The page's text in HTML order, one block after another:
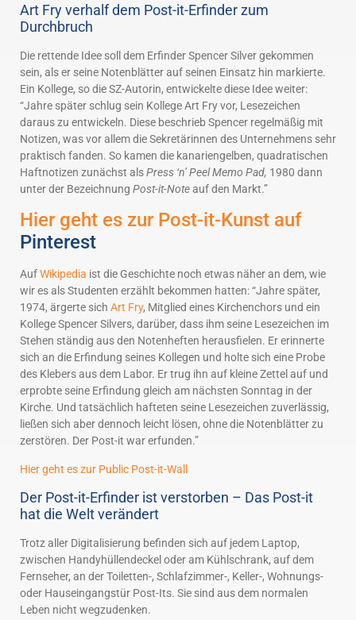
Art Fry verhalf dem Post-it-Erfinder zum
Durchbruch
Die rettende Idee soll dem Erfinder Spencer Silver gekommen
sein, als er seine Notenblätter auf seinen Einsatz hin markierte.
Ein Kollege, so die SZ-Autorin, entwickelte diese Idee weiter:
“Jahre später schlug sein Kollege Art Fry vor, Lesezeichen
daraus zu entwickeln. Diese beschrieb Spencer regelmäßig mit
Notizen, was vor allem die Sekretärinnen des Unternehmens sehr
praktisch fanden. So kamen die kanariengelben, quadratischen
Haftnotizen zunächst alsPress ‘n’ Peel Memo Pad, 1980 dann
unter der Bezeichnung Post-it-Noteauf den Markt.”
Hier geht es zur Post-it-Kunst auf
Pinterest
AufWikipedia ist die Geschichte noch etwas näher an dem, wie
wir es als Studenten erzählt bekommen hatten: “Jahre später,
1974, ärgerte sich Art Fry, Mitglied eines Kirchenchors und ein
Kollege Spencer Silvers, darüber, dass ihm seine Lesezeichen im
Stehen ständig aus den Notenheften herausfielen. Er erinnerte
sich an die Erfindung seines Kollegen und holte sich eine Probe
des Klebers aus dem Labor. Er trug ihn auf kleine Zettel auf und
erprobte seine Erfindung gleich am nächsten Sonntag in der
Kirche. Und tatsächlich hafteten seine Lesezeichen zuverlässig,
ließen sich aber dennoch leicht lösen, ohne die Notenblätter zu
zerstören. Der Post-it war erfunden.”
Hier geht es zur Public Post-it-Wall
Der Post-it-Erfinder ist verstorben – Das Post-it
hat die Welt verändert
Trotz aller Digitalisierung befinden sich auf jedem Laptop,
zwischen Handyhüllendeckel oder am Kühlschrank, auf dem
Fernseher, an der Toiletten-, Schlafzimmer-, Keller-, Wohnungs-
oder Hauseingangstür Post-Its. Sie sind aus dem normalen
Leben nicht wegzudenken.